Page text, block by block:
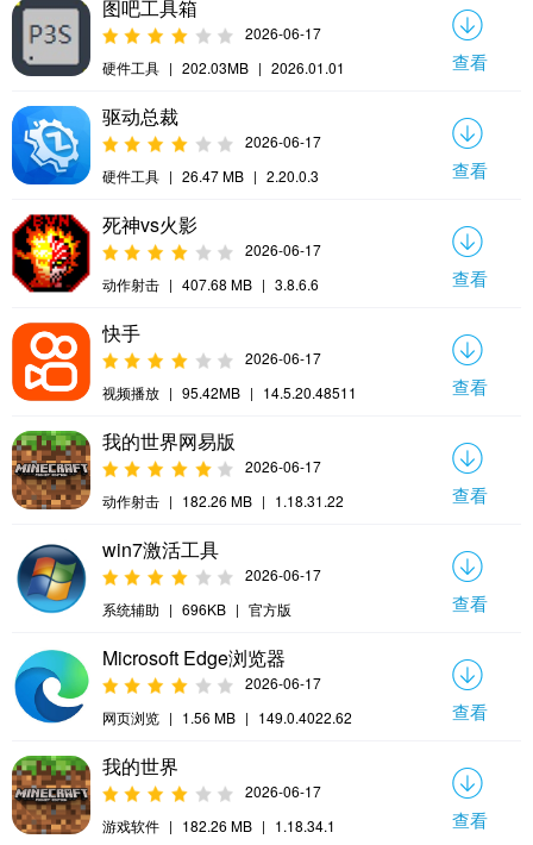
图吧工具箱
2026-06-17
硬件工具 | 202.03MB | 2026.01.01 查看
驱动总裁
2026-06-17
硬件工具 | 26.47 MB | 2.20.0.3 查看
死神vs火影
2026-06-17
动作射击 | 407.68 MB | 3.8.6.6 查看
快手
2026-06-17
视频播放 | 95.42MB | 14.5.20.48511 查看
我的世界网易版
2026-06-17
动作射击 | 182.26 MB | 1.18.31.22 查看
win7激活工具
2026-06-17
系统辅助 | 696KB | 官方版 查看
Microsoft Edge浏览器
2026-06-17
网页浏览 | 1.56 MB | 149.0.4022.62 查看
我的世界
2026-06-17
游戏软件 | 182.26 MB | 1.18.34.1 查看